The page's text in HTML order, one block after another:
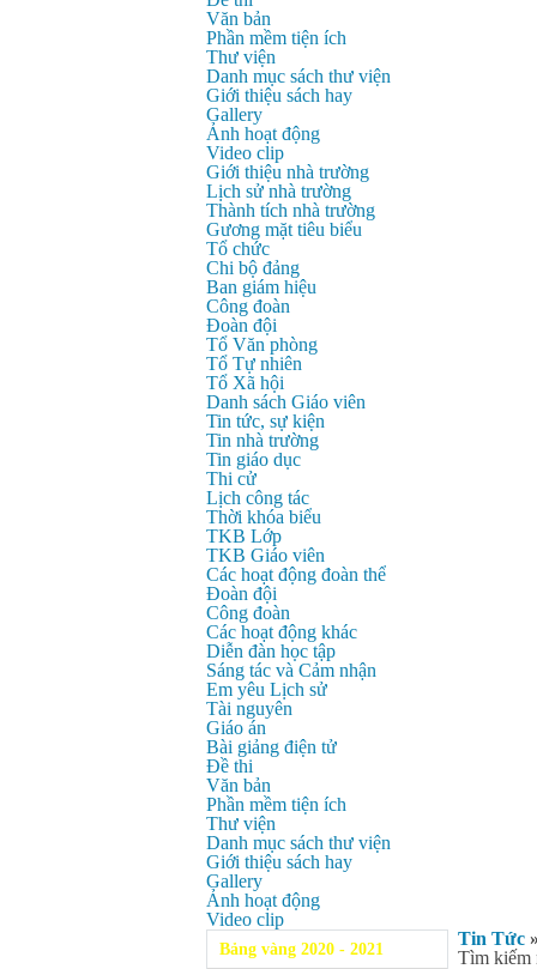
Văn bản
Phần mềm tiện ích
Thư viện
Danh mục sách thư viện
Giới thiệu sách hay
Gallery
Ảnh hoạt động
Video clip
Giới thiệu nhà trường
Lịch sử nhà trường
Thành tích nhà trường
Gương mặt tiêu biểu
Tổ chức
Chi bộ đảng
Ban giám hiệu
Công đoàn
Đoàn đội
Tổ Văn phòng
Tổ Tự nhiên
Tổ Xã hội
Danh sách Giáo viên
Tin tức, sự kiện
Tin nhà trường
Tin giáo dục
Thi cử
Lịch công tác
Thời khóa biểu
TKB Lớp
TKB Giáo viên
Các hoạt động đoàn thể
Đoàn đội
Công đoàn
Các hoạt động khác
Diễn đàn học tập
Sáng tác và Cảm nhận
Em yêu Lịch sử
Tài nguyên
Giáo án
Bài giảng điện tử
Đề thi
Văn bản
Phần mềm tiện ích
Thư viện
Danh mục sách thư viện
Giới thiệu sách hay
Gallery
Ảnh hoạt động
Video clip
Bảng vàng 2020 - 2021
Tin Tức »
Tìm kiếm